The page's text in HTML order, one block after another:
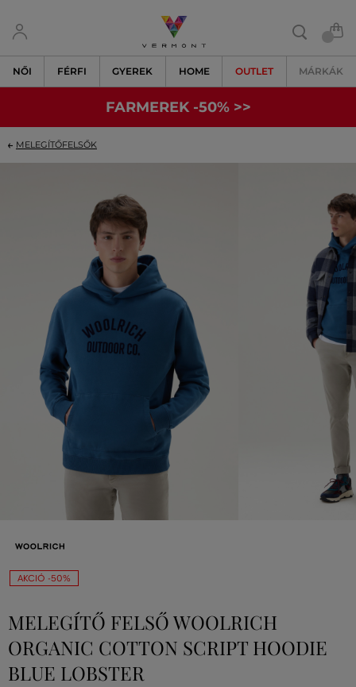
NŐI FÉRFI GYEREK HOME OUTLET MÁRKÁK
FARMEREK -50% >>
MELEGÍTŐFELSŐK
AKCIÓ -50%
MELEGÍTŐ FELSŐ WOOLRICH
ORGANIC COTTON SCRIPT HOODIE
BLUE LOBSTER